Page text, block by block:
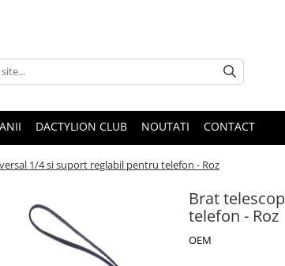
DACTYLION CLUB NOUTATI CONTACT
1/4 si suport reglabil pentru telefon - Roz
Brat
telefon - Roz
OEM